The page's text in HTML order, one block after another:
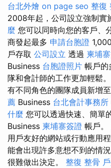
台北外燴 on page seo 整復
2008年起，公司設立強制實
麼 您可以同時向您的客戶、
商發起最多 申請台胞證 1,000
戶存取 公司設立 透過 柬埔
Business 台胞證照片 帳戶的
隊和會計師的工作更加輕鬆
有不同角色的團隊成員新增
薦 Business 台北會計事務所
什麼 您可以透過快速、簡單
Business 柬埔寨簽證 帳戶。
用戶友好的網站或行動應用
能會出現許多意想不到的情
很難做出決定。 整復 整骨